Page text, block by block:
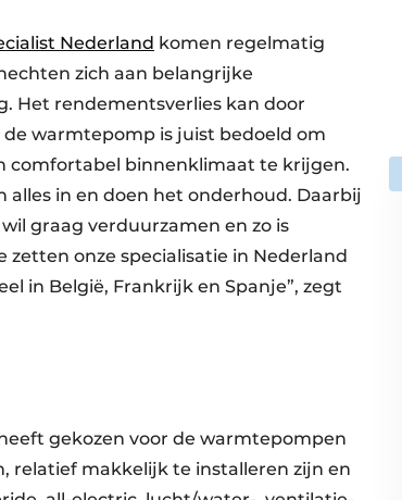
Nederland komen regelmatig
zich aan belangrijke
Het rendementsverlies kan door
warmtepomp is juist bedoeld om
comfortabel binnenklimaat te krijgen.
alles in en doen het onderhoud. Daarbij
graag verduurzamen en zo is
onze specialisatie in Nederland
in België, Frankrijk en Spanje”, zegt
gekozen voor de warmtepompen
relatief makkelijk te installeren zijn en